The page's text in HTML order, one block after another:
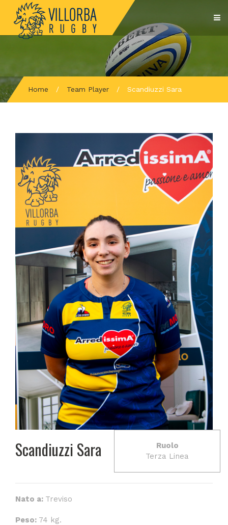
Home / Team Player / Scandiuzzi Sara
Scandiuzzi Sara
Ruolo
Terza Linea
Nato a: Treviso
Peso: 74 kg.